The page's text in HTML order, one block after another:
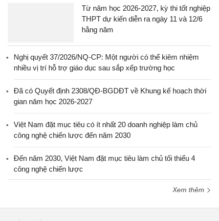
Từ năm học 2026-2027, kỳ thi tốt nghiệp
THPT dự kiến diễn ra ngày 11 và 12/6
hằng năm
Nghị quyết 37/2026/NQ-CP: Một người có thể kiêm nhiệm
nhiều vị trí hỗ trợ giáo dục sau sắp xếp trường học
Đã có Quyết định 2308/QĐ-BGDĐT về Khung kế hoạch thời
gian năm học 2026-2027
Việt Nam đặt mục tiêu có ít nhất 20 doanh nghiệp làm chủ
công nghệ chiến lược đến năm 2030
Đến năm 2030, Việt Nam đặt mục tiêu làm chủ tối thiểu 4
công nghệ chiến lược
Xem thêm